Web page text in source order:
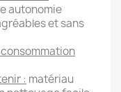
autonomie
et sans
: matériau